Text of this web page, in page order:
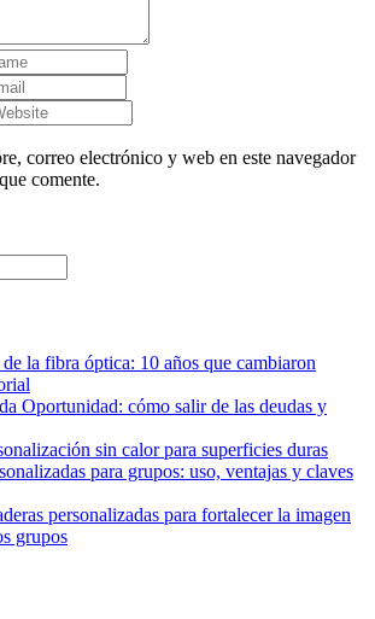
correo electrónico y web en este navegador
comente.
la fibra óptica: 10 años que cambiaron
Oportunidad: cómo salir de las deudas y
sin calor para superficies duras
para grupos: uso, ventajas y claves
personalizadas para fortalecer la imagen
grupos